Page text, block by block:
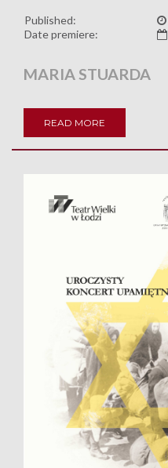
Published:
Date premiere:
MARIA STUARDA
READ MORE